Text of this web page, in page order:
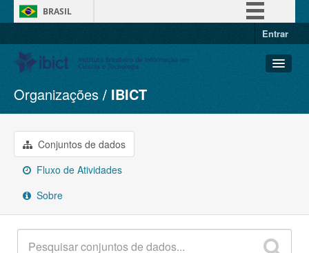
BRASIL
Entrar
Conjuntos de dados
Organizações
Grupos
Sobre
Organizações IBICT
Conjuntos de dados
Fluxo de Atividades
Sobre